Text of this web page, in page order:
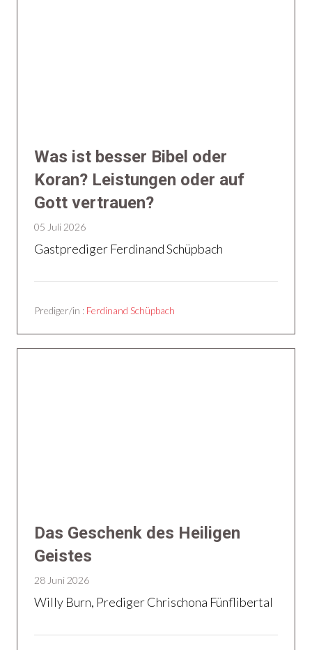
Was ist besser Bibel oder
Koran? Leistungen oder auf
Gott vertrauen?
05 Juli 2026
Gastprediger Ferdinand Schüpbach
Prediger/in : Ferdinand Schüpbach
Das Geschenk des Heiligen
Geistes
28 Juni 2026
Willy Burn, Prediger Chrischona Fünflibertal